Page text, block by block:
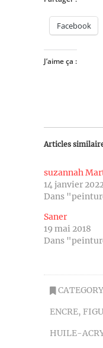
Facebook
J’aime ça :
Articles
suzannah
14 janvier
Dans
Saner
19 mai 2018
Dans
ENCRE,
HUILE-